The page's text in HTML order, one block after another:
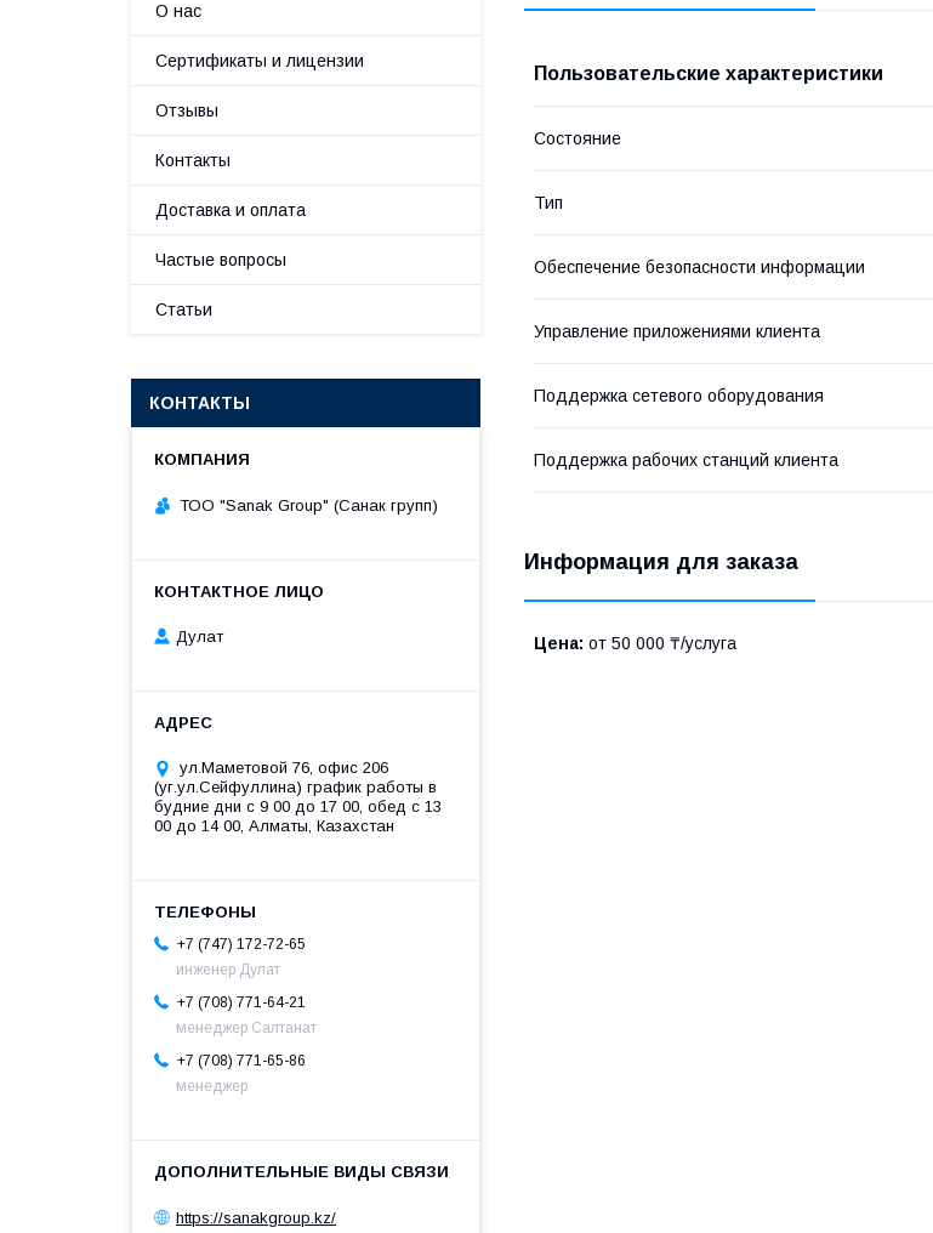
Пользовательские характеристики
Состояние
Тип
Обеспечение безопасности информации
Управление приложениями клиента
Поддержка сетевого оборудования
Поддержка рабочих станций клиента
Информация для заказа
Цена: от 50 000 ₸/услуга
О нас
Сертификаты и лицензии
Отзывы
Контакты
Доставка и оплата
Частые вопросы
Статьи
КОНТАКТЫ
ТОО "Sanak Group" (Санак групп)
Дулат
ул.Маметовой 76, офис 206
(уг.ул.Сейфуллина) график работы в
будние дни с 9 00 до 17 00, обед с 13
00 до 14 00, Алматы, Казахстан
+7 (747) 172-72-65
инженер Дулат
+7 (708) 771-64-21
менеджер Салтанат
+7 (708) 771-65-86
менеджер
https://sanakgroup.kz/